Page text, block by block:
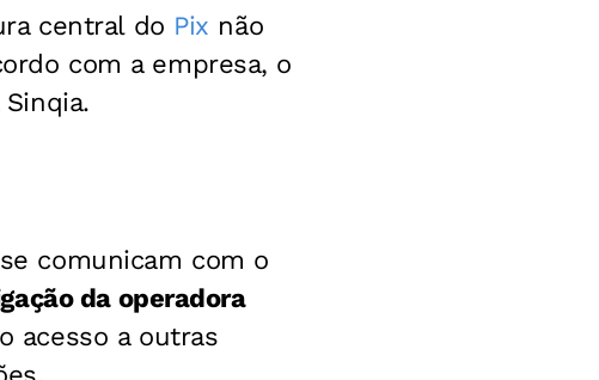
central do Pix não
com a empresa, o
comunicam com o
da operadora
acesso a outras